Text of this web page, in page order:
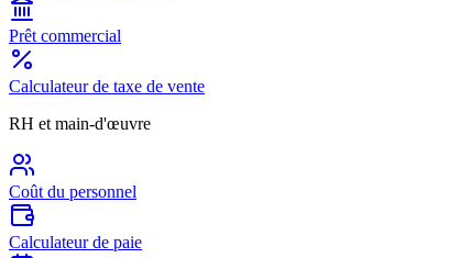
Prêt commercial
Calculateur de taxe de vente
RH et main-d'œuvre
Coût du personnel
Calculateur de paie